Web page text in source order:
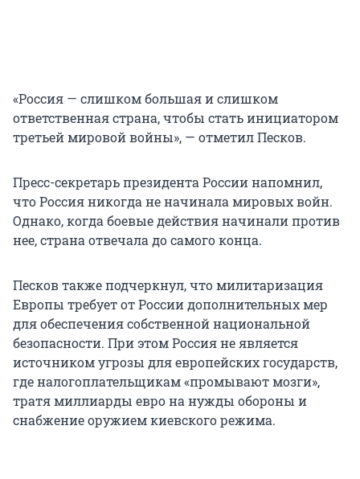
«Россия — слишком большая и слишком
ответственная страна, чтобы стать инициатором
третьей мировой войны», — отметил Песков.
Пресс-секретарь президента России напомнил,
что Россия никогда не начинала мировых войн.
Однако, когда боевые действия начинали против
нее, страна отвечала до самого конца.
Песков также подчеркнул, что милитаризация
Европы требует от России дополнительных мер
для обеспечения собственной национальной
безопасности. При этом Россия не является
источником угрозы для европейских государств,
где налогоплательщикам «промывают мозги»,
тратя миллиарды евро на нужды обороны и
снабжение оружием киевского режима.